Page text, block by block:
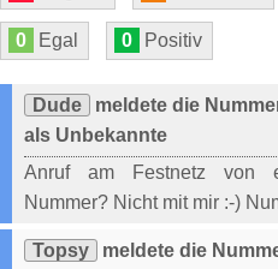
0 Egal 0 Positiv
Dude
meldete die
als Unbekannte
Anruf am Festnetz von
Nummer? Nicht mit mir :-)
Topsy
meldete die